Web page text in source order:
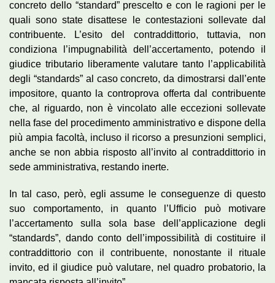
concreto dello “standard” prescelto e con le ragioni per le
quali sono state disattese le contestazioni sollevate dal
contribuente. L’esito del contraddittorio, tuttavia, non
condiziona l’impugnabilità dell’accertamento, potendo il
giudice tributario liberamente valutare tanto l’applicabilità
degli “standards” al caso concreto, da dimostrarsi dall’ente
impositore, quanto la controprova offerta dal contribuente
che, al riguardo, non è vincolato alle eccezioni sollevate
nella fase del procedimento amministrativo e dispone della
più ampia facoltà, incluso il ricorso a presunzioni semplici,
anche se non abbia risposto all’invito al contraddittorio in
sede amministrativa, restando inerte.
In tal caso, però, egli assume le conseguenze di questo
suo comportamento, in quanto l’Ufficio può motivare
l’accertamento sulla sola base dell’applicazione degli
“standards”, dando conto dell’impossibilità di costituire il
contraddittorio con il contribuente, nonostante il rituale
invito, ed il giudice può valutare, nel quadro probatorio, la